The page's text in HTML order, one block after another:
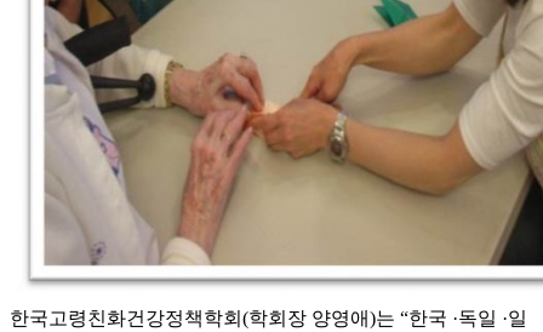
한국고령친화건강정책학회(학회장 양영애)는 “한국 ·독일 ·일